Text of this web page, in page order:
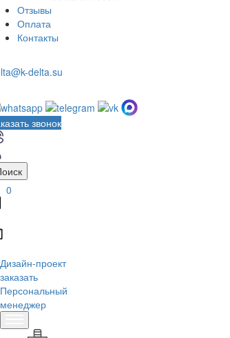
Отзывы
Оплата
Контакты
delta.su
звонок
0
Дизайн-проект
заказать
Персональный
менеджер